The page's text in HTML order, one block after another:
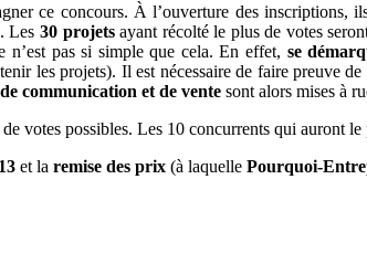
ce concours. À l’ouverture des inscriptions,
Les30 projetsayant récolté le plus de votes
pas si simple que cela. En effet, se
les projets). Il est nécessaire de faire preuve de
communication et de vente sont alors mises à
votes possibles. Les 10 concurrents qui auront
et la remise des prix (à laquelle Pourquoi-